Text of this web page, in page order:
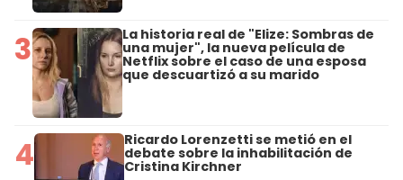
3 La historia real de "Elize: Sombras de
una mujer", la nueva película de
Netflix sobre el caso de una esposa
que descuartizó a su marido
4 Ricardo Lorenzetti se metió en el
debate sobre la inhabilitación de
Cristina Kirchner